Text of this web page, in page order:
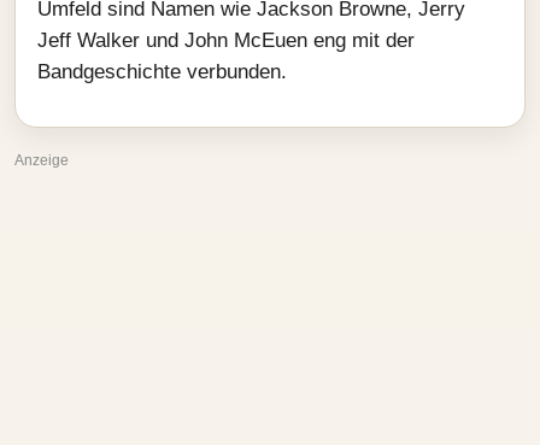
Umfeld sind Namen wie Jackson Browne, Jerry
Jeff Walker und John McEuen eng mit der
Bandgeschichte verbunden.
Anzeige